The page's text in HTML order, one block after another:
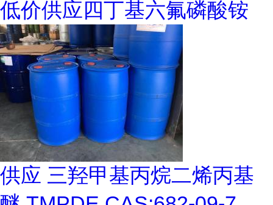
低价供应四丁基六氟磷酸铵
供应 三羟甲基丙烷二烯丙基